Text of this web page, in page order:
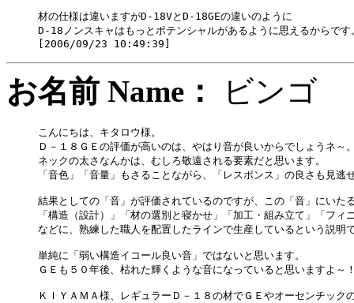
材の仕様は違いますがD-18VとD-18GEの違いのように
D-18ノンスキャはもっとポテンシャルがあるように思えるからです
お名前 Name： ビン
こんにちは、キタロウ様。
Ｄ－１８ＧＥの評価が高いのは、やはり音が良いからでしょうネ～
ネックの太さなんかは、むしろ敬遠される要素だと思います。
「音色」「音量」もさることながら、「レスポンス」の良さも見逃
結果としての「音」が評価されているのですが、この「音」にいた
「構造（設計）」「材の選別と寝かせ」「加工・組み立て」「フィ
などに、熟練した職人を配置したラインで生産しているという説明
単純に「弱い構造イコール良い音」ではないと思います。
ＧＥも５０年後、枯れた輝くような音になっていると思いますよ～
ＫＩＹＡＭＡ様、レギュラーＤ－１８の材でＧＥやオーセンチック